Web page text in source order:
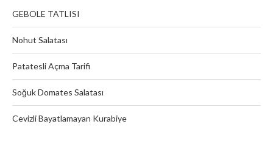
GEBOLE TATLISI
Nohut Salatası
Patatesli Açma Tarifi
Soğuk Domates Salatası
Cevizli Bayatlamayan Kurabiye